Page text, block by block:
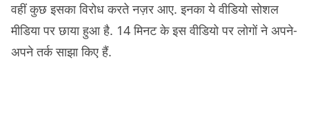
वहीं कुछ इसका विरोध करते नज़र आए. इनका ये वीडियो सोशल
मीडिया पर छाया हुआ है. 14 मिनट के इस वीडियो पर लोगों ने अपने-
अपने तर्क साझा किए हैं.